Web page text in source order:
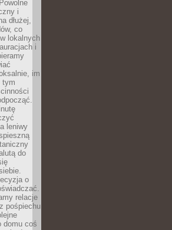
i
dłużej,
co
lokalnych
i
im
tym
leniwy
do
o
relacje
pośpiechu
domu coś